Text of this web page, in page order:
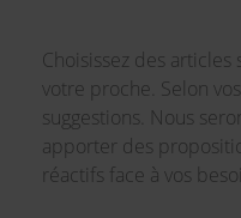
Choisissez des
votre proche. Selon
suggestions. Nous
apporter des
réactifs face à vos